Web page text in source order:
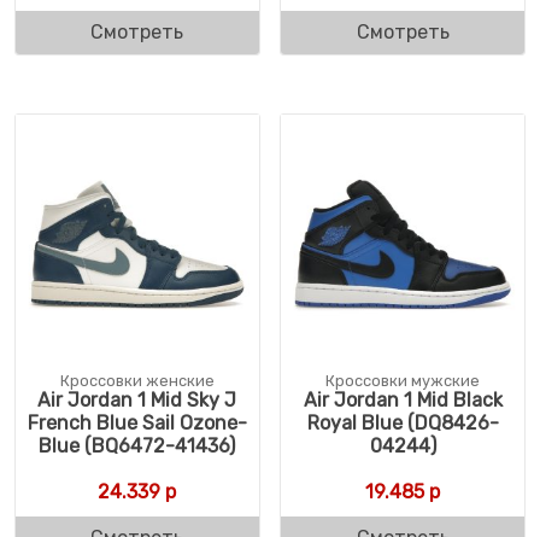
Смотреть
Смотреть
Кроссовки женские
Air Jordan 1 Mid Sky J
French Blue Sail Ozone-
Blue (BQ6472-41436)
24.339 р
Кроссовки мужские
Air Jordan 1 Mid Black
Royal Blue (DQ8426-
04244)
19.485р